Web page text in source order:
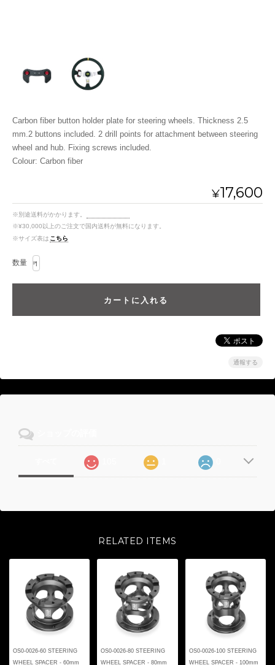
Carbon fiber button holder plate for steering wheels. Thickness 2.5
mm.2 buttons included. 2 drill points for attachment between steering
wheel and hub. Fixing screws included.
Colour: Carbon fiber
¥17,600
※別途送料がかかります。
※¥30,000以上のご注文で国内送料が無料になります。
※サイズ表は こちら
数量
通報する
RELATED ITEMS
OS0-0026-60 STEERING
WHEEL SPACER - 60mm
OS0-0026-80 STEERING
WHEEL SPACER - 80mm
OS0-0026-100 STEERING
WHEEL SPACER - 100mm